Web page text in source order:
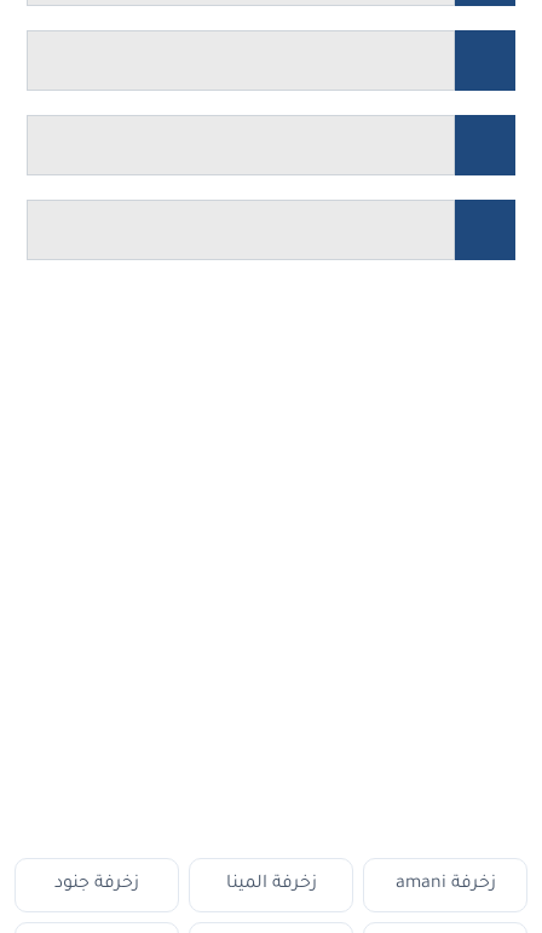
زخرفة amani زخرفة المينا زخرفة جنود